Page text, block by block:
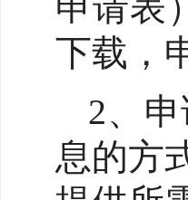
下载，
2、
息的方